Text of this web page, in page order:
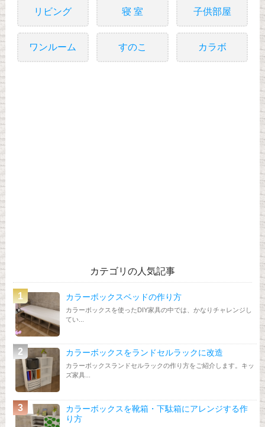
リビング 寝 室 子供部屋
ワンルーム すのこ カラボ
カテゴリの人気記事
カラーボックスベッドの作り方
カラーボックスを使ったDIY家具の中では、かなりチャレンジし
てい...
カラーボックスをランドセルラックに改造
カラーボックスランドセルラックの作り方をご紹介します。キッ
ズ家具...
カラーボックスを靴箱・下駄箱にアレンジする作
り方